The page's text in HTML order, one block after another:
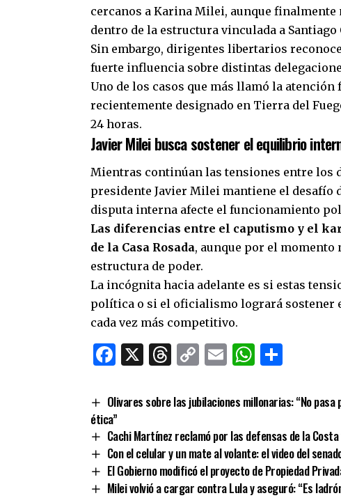
cercanos a Karina Milei, aunque
dentro de la estructura vinculada a Santiago
Sin embargo, dirigentes libertarios
fuerte influencia sobre distintas
Uno de los casos que más llamó la
recientemente designado en Tierra del
24 horas.
Javier Milei busca sostener el equilibrio
Mientras continúan las tensiones entre los
presidente Javier Milei mantiene el desafío
disputa interna afecte el funcionamiento
Las diferencias entre el caputismo y el
de la Casa Rosada, aunque por el momento
estructura de poder.
La incógnita hacia adelante es si estas
política o si el oficialismo logrará sostener
cada vez más competitivo.
Facebook
X Threads
CopyEmail
Olivares sobre las jubilaciones millonarias: “No
ética”
Cachi Martínez reclamó por las defensas de la
Con el celular y un mate al volante: el video del
El Gobierno modificó el proyecto de Propiedad
Milei volvió a cargar contra Lula y aseguró: “Es